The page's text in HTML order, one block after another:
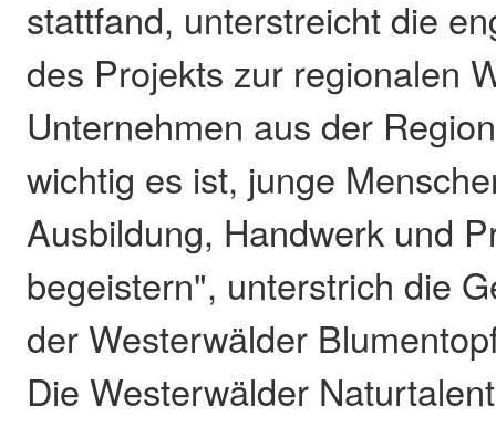
stattfand, unterstreicht die
des Projekts zur regionalen
Unternehmen aus der
wichtig es ist, junge
Ausbildung, Handwerk und
begeistern", unterstrich die
der Westerwälder
Die Westerwälder